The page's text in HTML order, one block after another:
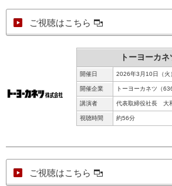
ご視聴はこちら
トーヨーカネ
開催日 2026年3月10日（
開催企業 トーヨーカネツ（
講演者 代表取締役社長
視聴時間 約56分
ご視聴はこちら